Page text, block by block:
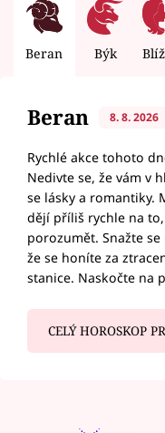
Beran Býk
Beran 8. 8. 2026
Rychlé akce tohoto
Nedivte se, že vám v
se lásky a romantiky.
dějí příliš rychle na
porozumět. Snažte
že se honíte za
stanice. Naskočte na
CELÝ HOROSKOP